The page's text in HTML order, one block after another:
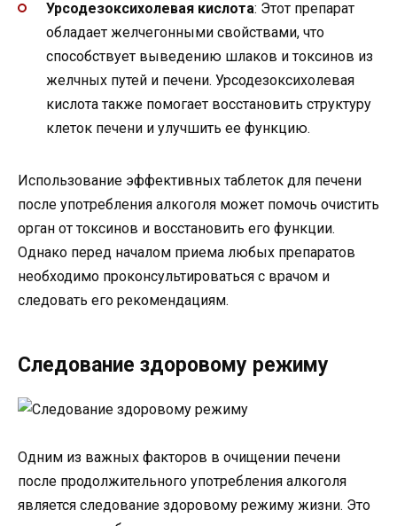
Урсодезоксихолевая кислота: Этот препарат
обладает желчегонными свойствами, что
способствует выведению шлаков и токсинов из
желчных путей и печени. Урсодезоксихолевая
кислота также помогает восстановить структуру
клеток печени и улучшить ее функцию.
Использование эффективных таблеток для печени
после употребления алкоголя может помочь очистить
орган от токсинов и восстановить его функции.
Однако перед началом приема любых препаратов
необходимо проконсультироваться с врачом и
следовать его рекомендациям.
Следование здоровому режиму
Одним из важных факторов в очищении печени
после продолжительного употребления алкоголя
является следование здоровому режиму жизни. Это